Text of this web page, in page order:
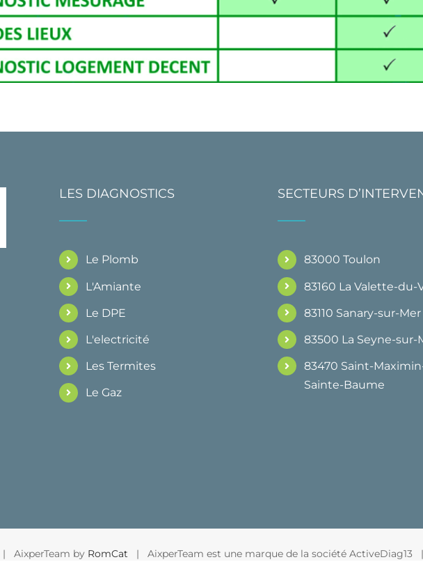
LES DIAGNOSTICS
Le Plomb
L'Amiante
Le DPE
L'electricité
Les Termites
Le Gaz
SECTEURS
83000 Toulon
83160 La Valette-du-
83110 Sanary-sur-Mer
83500 La Seyne-sur-
83470 Saint-
Sainte-Baume
| AixperTeam by RomCat | AixperTeam est une marque de la société